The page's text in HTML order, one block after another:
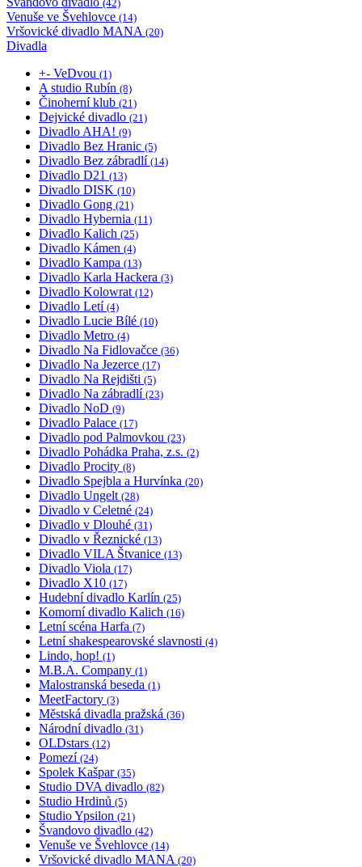
(42)
Venuše ve Švehlovce (14)
Vršovické divadlo MANA (20)
Divadla
+- VeDvou (1)
A studio Rubín (8)
Činoherní klub (21)
Dejvické divadlo (21)
Divadlo AHA! (9)
Divadlo Bez Hranic (5)
Divadlo Bez zábradlí (14)
Divadlo D21 (13)
Divadlo DISK (10)
Divadlo Gong (21)
Divadlo Hybernia (11)
Divadlo Kalich (25)
Divadlo Kámen (4)
Divadlo Kampa (13)
Divadlo Karla Hackera (3)
Divadlo Kolowrat (12)
Divadlo Letí (4)
Divadlo Lucie Bílé (10)
Divadlo Metro (4)
Divadlo Na Fidlovačce (36)
Divadlo Na Jezerce (17)
Divadlo Na Rejdišti (5)
Divadlo Na zábradlí (23)
Divadlo NoD (9)
Divadlo Palace (17)
Divadlo pod Palmovkou (23)
Divadlo Pohádka Praha, z.s. (2)
Divadlo Procity (8)
Divadlo Spejbla a Hurvínka (20)
Divadlo Ungelt (28)
Divadlo v Celetné (24)
Divadlo v Dlouhé (31)
Divadlo v Řeznické (13)
Divadlo VILA Štvanice (13)
Divadlo Viola (17)
Divadlo X10 (17)
Hudební divadlo Karlín (25)
Komorní divadlo Kalich (16)
Letní scéna Harfa (7)
Letní shakespearovské slavnosti (4)
Lindo, hop! (1)
M.B.A. Company (1)
Malostranská beseda (1)
MeetFactory (3)
Městská divadla pražská (36)
Národní divadlo (31)
OLDstars (12)
Pomezí (24)
Spolek Kašpar (35)
Studio DVA divadlo (82)
Studio Hrdinů (5)
Studio Ypsilon (21)
Švandovo divadlo (42)
Venuše ve Švehlovce (14)
Vršovické divadlo MANA (20)